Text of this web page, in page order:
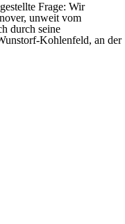
Frage: Wir
unweit vom
durch seine
Kohlenfeld, an der